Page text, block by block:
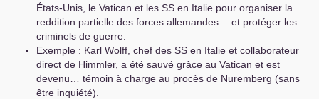
États-Unis, le Vatican et les SS en Italie pour organiser la
reddition partielle des forces allemandes… et protéger les
criminels de guerre.
Exemple : Karl Wolff, chef des SS en Italie et collaborateur
direct de Himmler, a été sauvé grâce au Vatican et est
devenu… témoin à charge au procès de Nuremberg (sans
être inquiété).